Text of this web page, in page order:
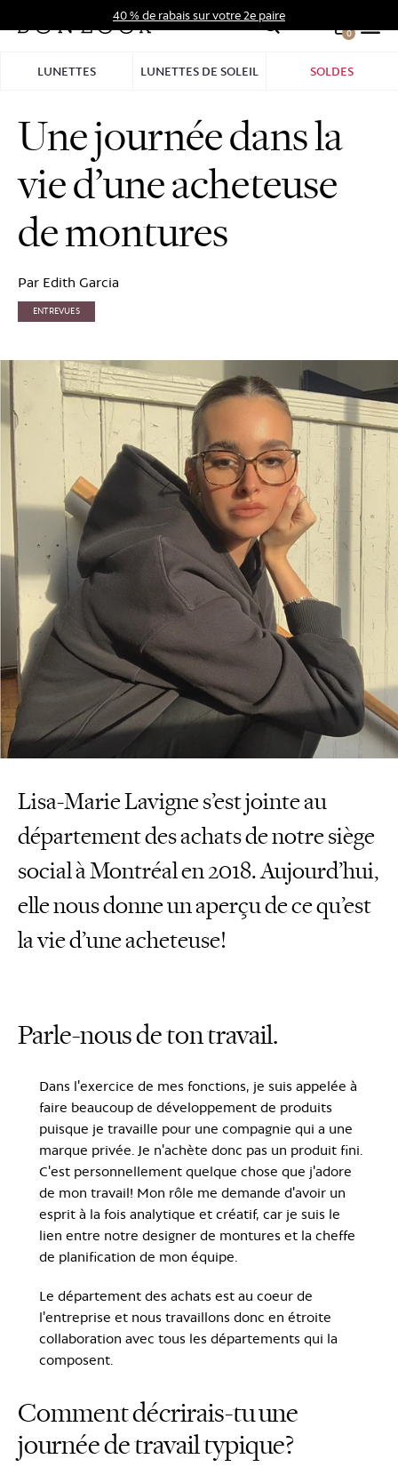
au
40 % de rabais sur votre 2e paire
0
LUNETTES LUNETTES DE SOLEIL SOLDES
Une journée dans la
vie d’une acheteuse
de montures
Par Edith Garcia
ENTREVUES
Lisa-Marie Lavigne s’est jointe au
département des achats de notre siège
social à Montréal en 2018. Aujourd’hui,
elle nous donne un aperçu de ce qu’est
la vie d’une acheteuse!
Parle-nous de ton travail.
Dans l'exercice de mes fonctions, je suis appelée à
faire beaucoup de développement de produits
puisque je travaille pour une compagnie qui a une
marque privée. Je n'achète donc pas un produit fini.
C'est personnellement quelque chose que j'adore
de mon travail! Mon rôle me demande d'avoir un
esprit à la fois analytique et créatif, car je suis le
lien entre notre designer de montures et la cheffe
de planification de mon équipe.
Le département des achats est au coeur de
l'entreprise et nous travaillons donc en étroite
collaboration avec tous les départements qui la
composent.
Comment décrirais-tu une
journée de travail typique?